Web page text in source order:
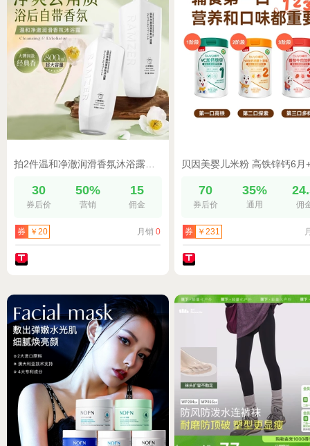
30
券后价
50%
营销
15
佣金
券 ￥20 月销 0
70
券后价
35%
通用 佣
券 ￥231